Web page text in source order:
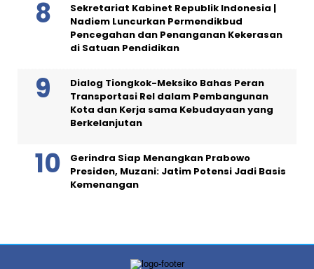
Sekretariat Kabinet Republik Indonesia |
Nadiem Luncurkan Permendikbud
Pencegahan dan Penanganan Kekerasan
di Satuan Pendidikan
Dialog Tiongkok-Meksiko Bahas Peran
Transportasi Rel dalam Pembangunan
Kota dan Kerja sama Kebudayaan yang
Berkelanjutan
Gerindra Siap Menangkan Prabowo
Presiden, Muzani: Jatim Potensi Jadi Basis
Kemenangan